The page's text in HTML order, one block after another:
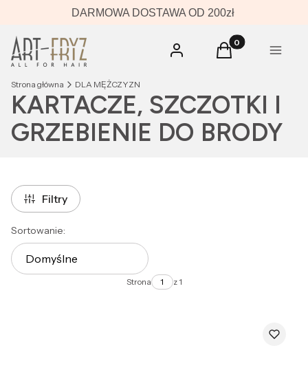
DARMOWA DOSTAWA OD 200zł
Zaloguj się Produkty w
Koszyk Menu
Strona główna DLA MĘŻCZYZN
KARTACZE, SZCZOTKI I
GRZEBIENIE DO BRODY
Filtry
Lista produktów
Sortowanie:
Domyślne
Strona z 1